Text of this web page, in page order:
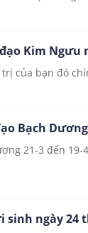
Kim Ngưu
của bạn đó
Bạch
21-3 đến
ngày 24